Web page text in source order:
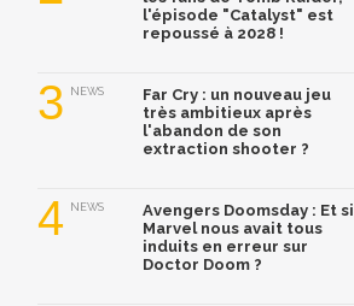
l'épisode "Catalyst" est
repoussé à 2028 !
3 NEWS
Far Cry : un nouveau jeu
très ambitieux après
l'abandon de son
extraction shooter ?
4 NEWS
Avengers Doomsday : Et si
Marvel nous avait tous
induits en erreur sur
Doctor Doom ?